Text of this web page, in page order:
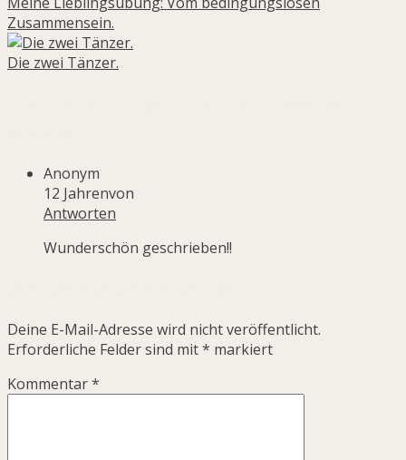
Zusammensein.
Die zwei Tänzer.
Anonym
12 Jahrenvon
Antworten
Wunderschön geschrieben!!
Deine E-Mail-Adresse wird nicht veröffentlicht.
Erforderliche Felder sind mit* markiert
Kommentar*